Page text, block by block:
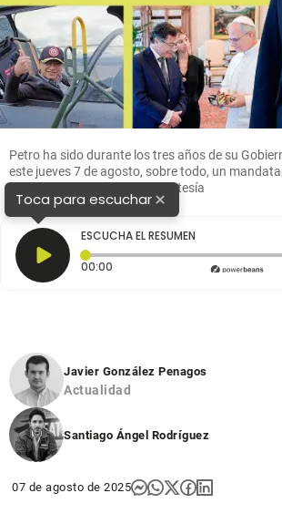
Petro ha sido durante los tres años de su
este jueves 7 de agosto, sobre todo, un
Fotos: EL COLOMBIANO y cortesía
Toca para escuchar×
ESCUCHA EL RESUMEN
00:00 Tiempo transcurrido: 0
Javier González Penagos
Actualidad
Santiago Ángel Rodríguez
07 de agosto de 2025